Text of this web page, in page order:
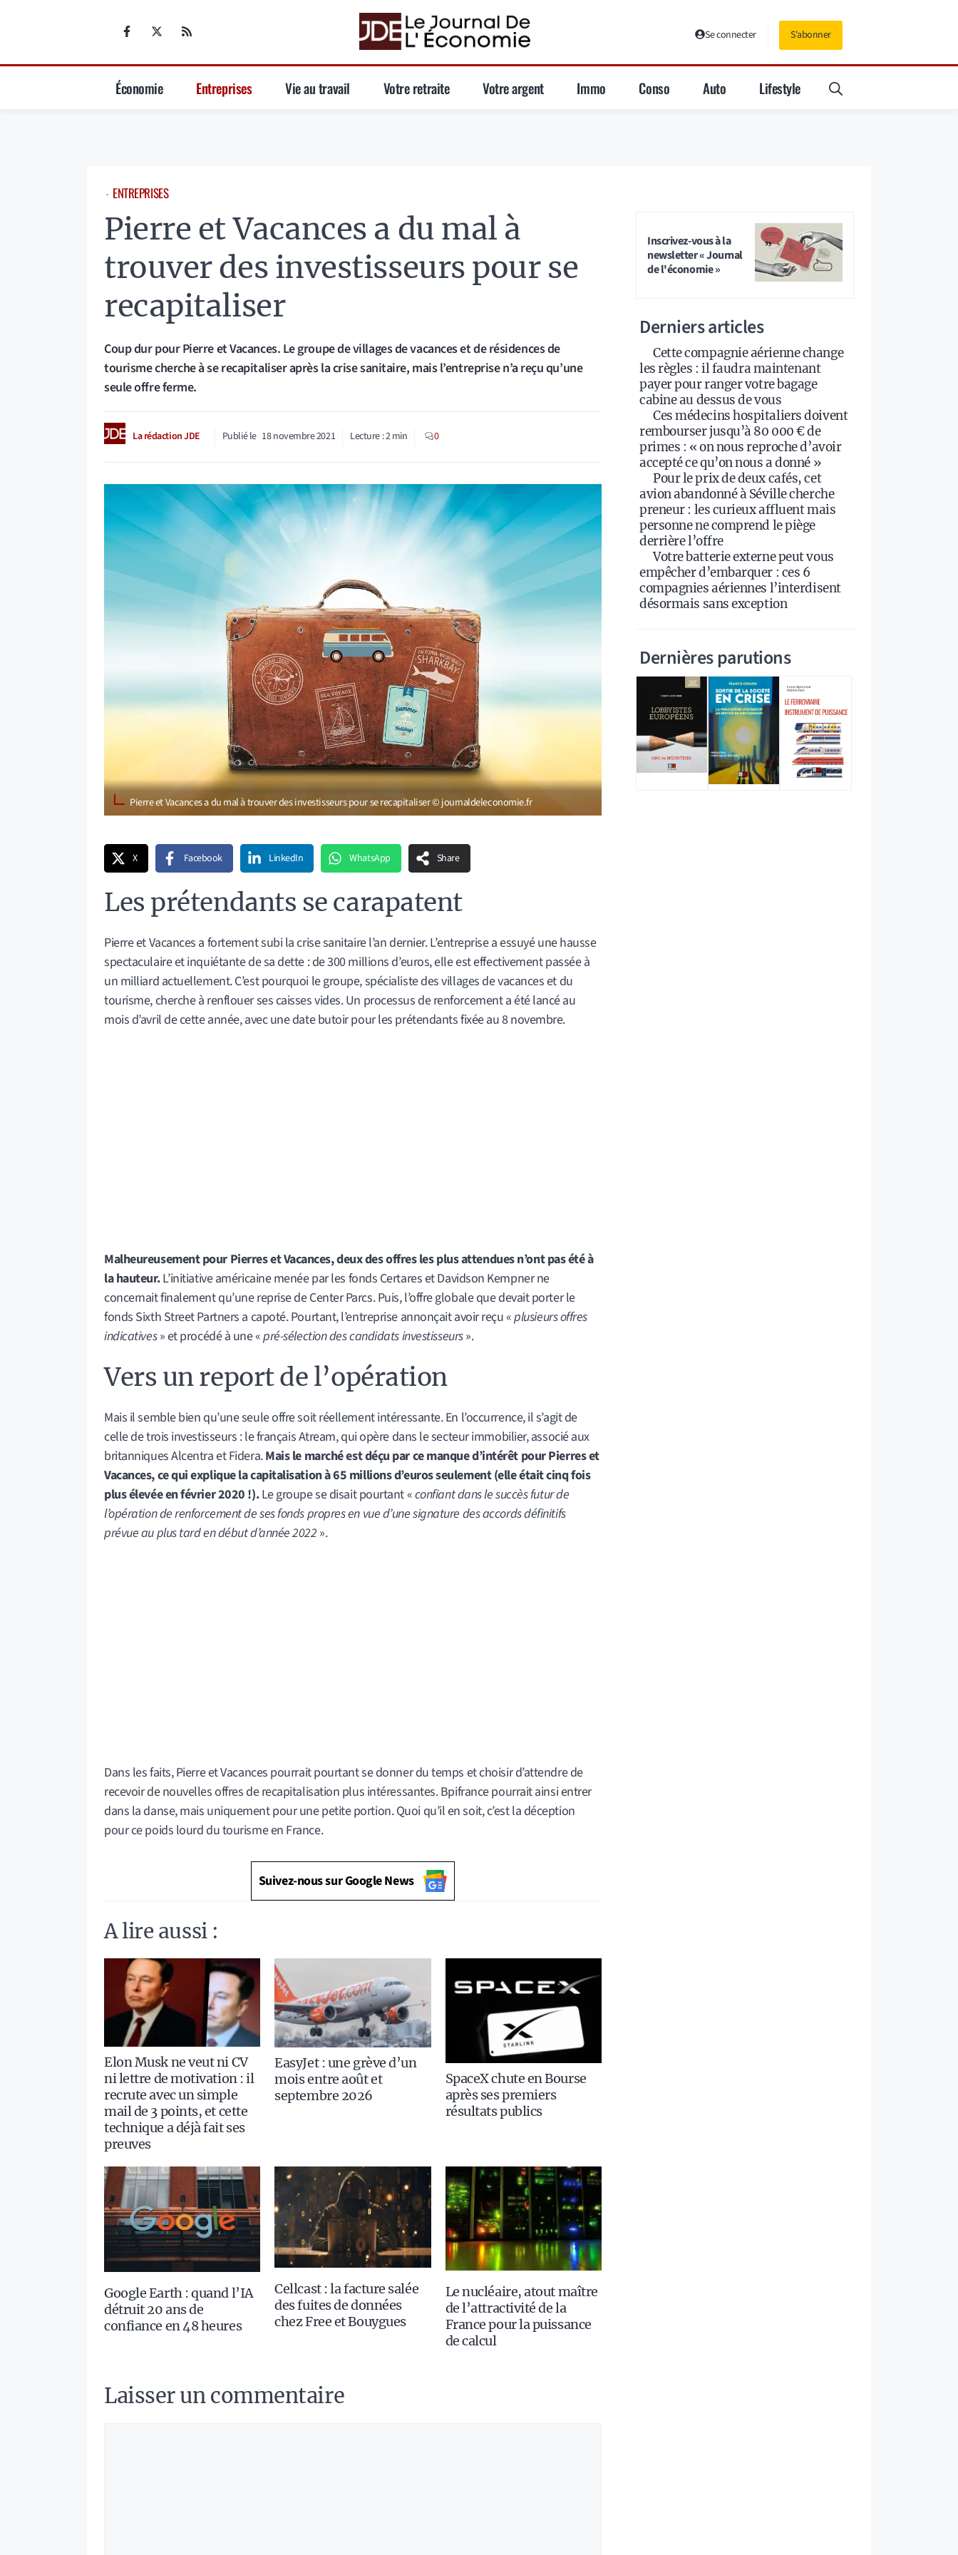
Se connecter S'abonner
Économie Entreprises Vie au travail Votre retraite Votre argent Immo Conso Auto Lifestyle
⋅ ENTREPRISES
Pierre et Vacances a du mal à
trouver des investisseurs pour se
recapitaliser
Coup dur pour Pierre et Vacances. Le groupe de villages de vacances et de résidences de
tourisme cherche à se recapitaliser après la crise sanitaire, mais l’entreprise n’a reçu qu’une
seule offre ferme.
La rédaction JDE Publié le 18 novembre 2021 Lecture :2min 0
Pierre et Vacances a du mal à trouver des investisseurs pour se recapitaliser © journaldeleconomie.fr
X Facebook LinkedIn WhatsApp Share
Les prétendants se carapatent
Pierre et Vacances a fortement subi la crise sanitaire l’an dernier. L’entreprise a essuyé une hausse
spectaculaire et inquiétante de sa dette : de 300 millions d’euros, elle est effectivement passée à
un milliard actuellement. C’est pourquoi le groupe, spécialiste des villages de vacances et du
tourisme, cherche à renflouer ses caisses vides. Un processus de renforcement a été lancé au
mois d’avril de cette année, avec une date butoir pour les prétendants fixée au 8 novembre.
Malheureusement pour Pierres et Vacances, deux des offres les plus attendues n’ont pas été à
la hauteur.L’initiative américaine menée par les fonds Certares et Davidson Kempner ne
concernait finalement qu’une reprise de Center Parcs. Puis, l’offre globale que devait porter le
fonds Sixth Street Partners a capoté. Pourtant, l’entreprise annonçait avoir reçu «plusieurs offres
indicatives» et procédé à une «pré-sélection des candidats investisseurs».
Vers un report de l’opération
Mais il semble bien qu’une seule offre soit réellement intéressante. En l’occurrence, il s’agit de
celle de trois investisseurs : le français Atream, qui opère dans le secteur immobilier, associé aux
britanniques Alcentra et Fidera.Mais le marché est déçu par ce manque d’intérêt pour Pierres et
Vacances, ce qui explique la capitalisation à 65 millions d’euros seulement (elle était cinq fois
plus élevée en février 2020 !).Le groupe se disait pourtant «confiant dans le succès futur de
l’opération de renforcement de ses fonds propres en vue d’une signature des accords définitifs
prévue au plus tard en début d’année 2022 ».
Dans les faits, Pierre et Vacances pourrait pourtant se donner du temps et choisir d’attendre de
recevoir de nouvelles offres de recapitalisation plus intéressantes. Bpifrance pourrait ainsi entrer
dans la danse, mais uniquement pour une petite portion. Quoi qu’il en soit, c’est la déception
pour ce poids lourd du tourisme en France.
Suivez-nous sur Google News
A lire aussi :
Elon Musk ne veut ni CV
ni lettre de motivation : il
recrute avec un simple
mail de 3 points, et cette
technique a déjà fait ses
preuves
EasyJet : une grève d’un
mois entre août et
septembre 2026
SpaceX chute en Bourse
après ses premiers
résultats publics
Google Earth : quand l’IA
détruit 20 ans de
confiance en 48 heures
Cellcast : la facture salée
des fuites de données
chez Free et Bouygues
Le nucléaire, atout maître
de l’attractivité de la
France pour la puissance
de calcul
Laisser un commentaire
Inscrivez-vous à la
newsletter « Journal
de l'économie »
Derniers articles
Cette compagnie aérienne change
les règles : il faudra maintenant
payer pour ranger votre bagage
cabine au dessus de vous
Ces médecins hospitaliers doivent
rembourser jusqu’à 80 000 € de
primes : « on nous reproche d’avoir
accepté ce qu’on nous a donné »
Pour le prix de deux cafés, cet
avion abandonné à Séville cherche
preneur : les curieux affluent mais
personne ne comprend le piège
derrière l’offre
Votre batterie externe peut vous
empêcher d’embarquer : ces 6
compagnies aériennes l’interdisent
désormais sans exception
Dernières parutions